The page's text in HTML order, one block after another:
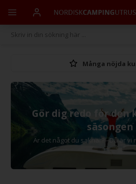
Många nöjda
Gör dig redo för den
säsongen
Är det något du saknar? –Då är vi